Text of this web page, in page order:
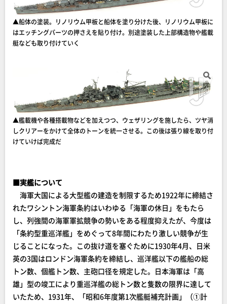
▲船体の塗装。リノリウム甲板と船体を塗り分けた後、リノリウム甲板に
はエッチングパーツの押さえを貼り付け。別途塗装した上部構造物や艦載
艇なども取り付けていく
▲艦載機や各種搭載物などを加えつつ、ウェザリングを施したら、ツヤ消
しクリアーをかけて全体のトーンを統一させる。この後は張り線を取り付
けていけば完成だ
■実艦について
海軍大国による大型艦の建造を制限するため1922年に締結さ
れたワシントン海軍条約はいわゆる「海軍の休日」をもたら
し、列強間の海軍軍拡競争の勢いをある程度抑えたが、今度は
「条約型重巡洋艦」をめぐって8年間にわたり激しい競争が生
じることになった。この抜け道を塞ぐために1930年4月、日米
英の3国はロンドン海軍条約を締結し、巡洋艦以下の艦船の総
トン数、個艦トン数、主砲口径を規定した。日本海軍は「高
雄」型の竣工により重巡洋艦の総トン数と隻数の限界に達して
いたため、1931年、「昭和6年度第1次艦艇補充計画」（①計